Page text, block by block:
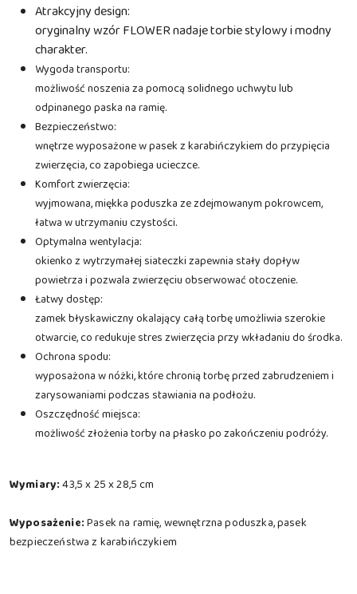
Atrakcyjny design:
oryginalny wzór FLOWER nadaje torbie stylowy i modny
charakter.
Wygoda transportu:
możliwość noszenia za pomocą solidnego uchwytu lub
odpinanego paska na ramię.
Bezpieczeństwo:
wnętrze wyposażone w pasek z karabińczykiem do przypięcia
zwierzęcia, co zapobiega ucieczce.
Komfort zwierzęcia:
wyjmowana, miękka poduszka ze zdejmowanym pokrowcem,
łatwa w utrzymaniu czystości.
Optymalna wentylacja:
okienko z wytrzymałej siateczki zapewnia stały dopływ
powietrza i pozwala zwierzęciu obserwować otoczenie.
Łatwy dostęp:
zamek błyskawiczny okalający całą torbę umożliwia szerokie
otwarcie, co redukuje stres zwierzęcia przy wkładaniu do środka.
Ochrona spodu:
wyposażona w nóżki, które chronią torbę przed zabrudzeniem i
zarysowaniami podczas stawiania na podłożu.
Oszczędność miejsca:
możliwość złożenia torby na płasko po zakończeniu podróży.
Wymiary:43,5 x 25 x 28,5 cm
Wyposażenie:Pasek na ramię, wewnętrzna poduszka, pasek
bezpieczeństwa z karabińczykiem